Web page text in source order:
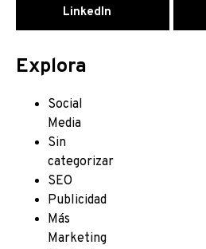
LinkedIn
Explora
Social
Media
Sin
categorizar
SEO
Publicidad
Más
Marketing